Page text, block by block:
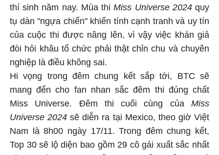
thí sinh năm nay. Mùa thi Miss Universe 2024quy
tụ dàn "ngựa chiến" khiến tính cạnh tranh và uy tín
của cuộc thi được nâng lên, vì vậy việc khán giả
đòi hỏi khâu tổ chức phải thật chỉn chu và chuyên
nghiệp là điều không sai.
Hi vọng trong đêm chung kết sắp tới, BTC sẽ
mang đến cho fan nhan sắc đêm thi đúng chất
Miss Universe. Đêm thi cuối cùng của Miss
Universe 2024 sẽ diễn ra tại Mexico, theo giờ Việt
Nam là 8h00 ngày 17/11. Trong đêm chung kết,
Top 30 sẽ lộ diện bao gồm 29 cô gái xuất sắc nhất